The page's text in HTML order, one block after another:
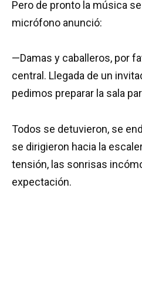
Pero de pronto la música
micrófono anunció:
—Damas y caballeros, por
central. Llegada de un
pedimos preparar la sala
Todos se detuvieron, se
se dirigieron hacia la
tensión, las sonrisas
expectación.